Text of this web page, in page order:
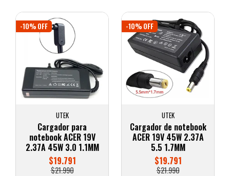
-10% OFF
UTEK
Cargador para
notebook ACER 19V
2.37A 45W 3.0 1.1MM
$19.791
$21.990
-10% OFF
UTEK
Cargador de notebook
ACER 19V 45W 2.37A
5.5 1.7MM
$19.791
$21.990